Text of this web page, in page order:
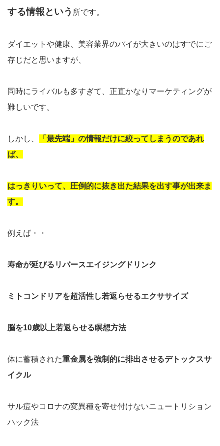
する情報という 所です。
ダイエットや健康、美容業界のパイが大きいのはすでにご
存じだと思いますが、
同時にライバルも多すぎて、正直かなりマーケティングが
難しいです。
しかし、
「最先端」の情報だけに絞ってしまうのであれ
ば、
はっきりいって、圧倒的に抜き出た結果を出す事が出来ま
す。
例えば・・
寿命が延びるリバースエイジングドリンク
ミトコンドリアを超活性し若返らせるエクササイズ
脳を10歳以上若返らせる瞑想方法
体に蓄積された重金属を強制的に排出させるデトックスサ
イクル
サル痘やコロナの変異種を寄せ付けないニュートリション
ハック法